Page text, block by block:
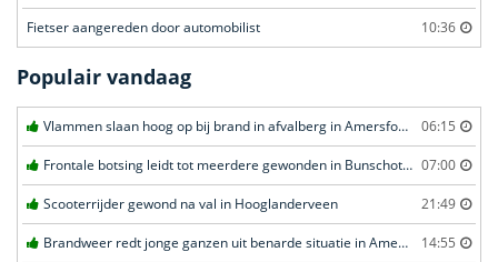
Fietser aangereden door automobilist 10:36
Populair vandaag
Vlammen slaan hoog op bij brand in afvalberg in Amersfoort 06:15
Frontale botsing leidt tot meerdere gewonden in Bunschoten-Spakenburg 07:00
Scooterrijder gewond na val in Hooglanderveen 21:49
Brandweer redt jonge ganzen uit benarde situatie in Amersfoort 14:55